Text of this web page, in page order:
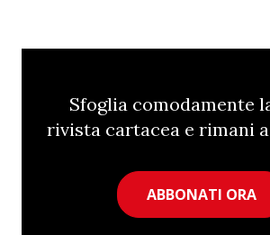
Sfoglia comodamente
rivista cartacea e rimani
ABBONATI ORA